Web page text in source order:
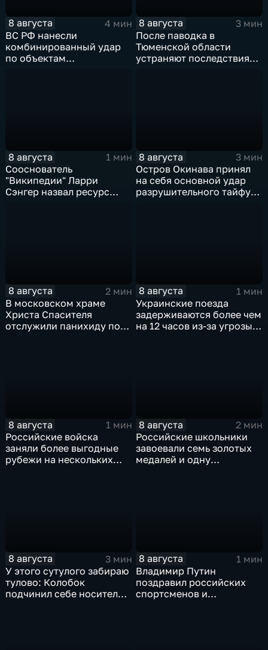
8 августа
4 мин
ВС РФ нанесли
комбинированный удар
по объектам
8 августа
3 мин
После паводка в
Тюменской области
устраняют последствия
8 августа
1 мин
Сооснователь
"Википедии" Ларри
Сэнгер назвал ресурс
8 августа
3 мин
Остров Окинава принял
на себя основной удар
разрушительного тайфуна
8 августа
2 мин
В московском храме
Христа Спасителя
отслужили панихиду по
8 августа
1 мин
Украинские поезда
задерживаются более чем
на 12 часов из-за угрозы
8 августа
1 мин
Российские войска
заняли более выгодные
рубежи на нескольких
8 августа
2 мин
Российские школьники
завоевали семь золотых
медалей и одну
8 августа
3 мин
У этого сутулого забираю
тулово: Колобок
подчинил себе носителя в
8 августа
1 мин
Владимир Путин
поздравил российских
спортсменов и